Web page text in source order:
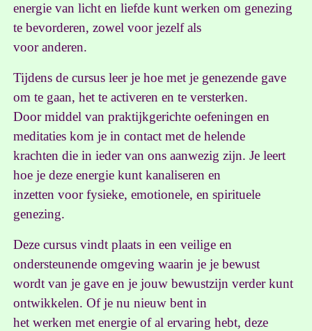
energie van licht en liefde kunt werken om genezing
te bevorderen, zowel voor jezelf als
voor anderen.
Tijdens de cursus leer je hoe met je genezende gave
om te gaan, het te activeren en te versterken.
Door middel van praktijkgerichte oefeningen en
meditaties kom je in contact met de helende
krachten die in ieder van ons aanwezig zijn. Je leert
hoe je deze energie kunt kanaliseren en
inzetten voor fysieke, emotionele, en spirituele
genezing.
Deze cursus vindt plaats in een veilige en
ondersteunende omgeving waarin je je bewust
wordt van je gave en je jouw bewustzijn verder kunt
ontwikkelen. Of je nu nieuw bent in
het werken met energie of al ervaring hebt, deze